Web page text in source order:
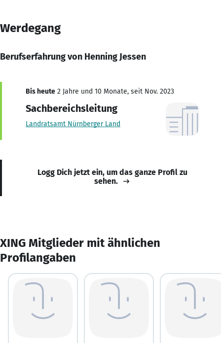
Werdegang
Berufserfahrung von Henning Jessen
Bis heute 2 Jahre und 10 Monate, seit Nov. 2023
Sachbereichsleitung
Landratsamt Nürnberger Land
Logg Dich jetzt ein, um das ganze Profil zu
sehen.
XING Mitglieder mit ähnlichen
Profilangaben